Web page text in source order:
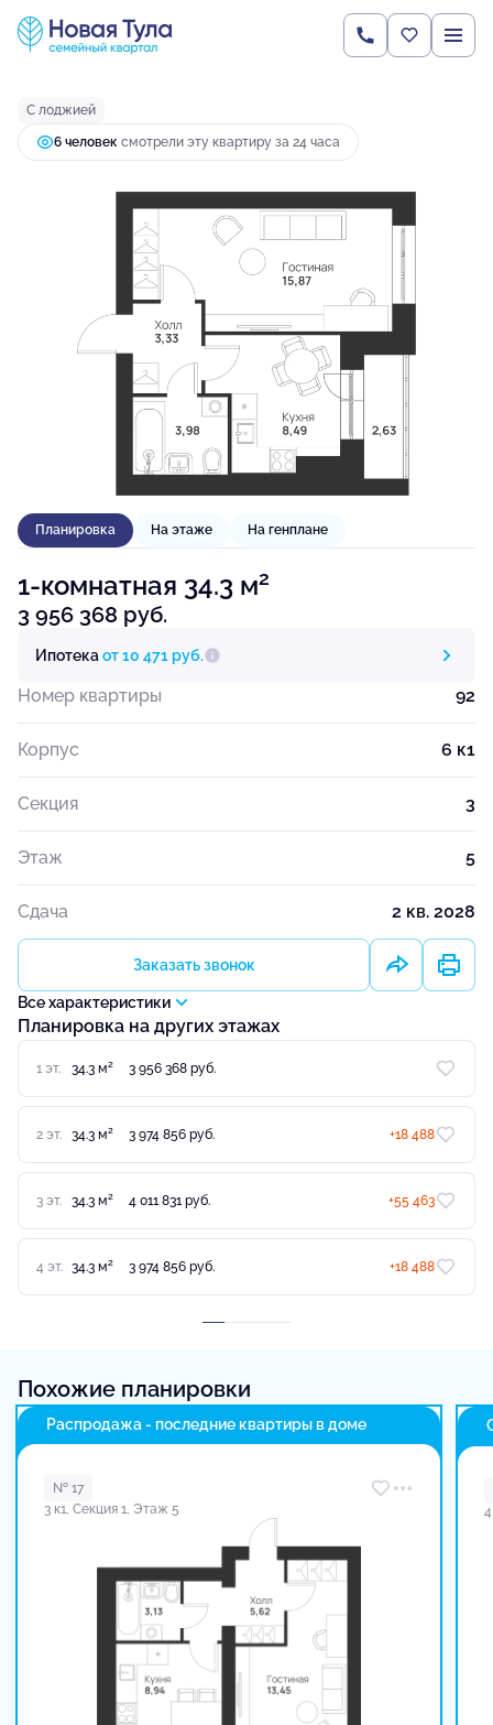
1-комнатная34.3 м 3 956 368 руб.
Ипотекаот 10 471 руб.
С лоджией
6 человек смотрели эту квартиру за 24 часа
Планировка На этаже На генплане
1-комнатная 34.3 м2
3 956 368 руб.
Ипотекаот 10 471 руб.
Номер квартиры 92
Корпус 6 к1
Секция 3
Этаж 5
Сдача 2 кв. 2028
Заказать звонок
Все характеристики
Планировка на других этажах
1 эт. 34.3 м2 3 956 368 руб.
2 эт. 34.3 м2 3 974 856 руб. +18 488
3 эт. 34.3 м2 4 011 831 руб. +55 463
4 эт. 34.3 м2 3 974 856 руб. +18 488
Похожие планировки
Распродажа - последние квартиры в доме
№ 17
3 к1, Секция 1, Этаж 5